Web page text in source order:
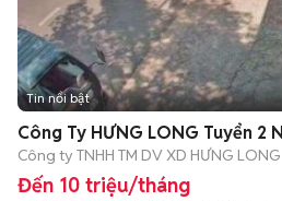
Tin nổi bật
Công Ty HƯNG LONG Tuyển 2
Công ty TNHH TM DV XD HƯNG LONG
Đến 10 triệu/tháng